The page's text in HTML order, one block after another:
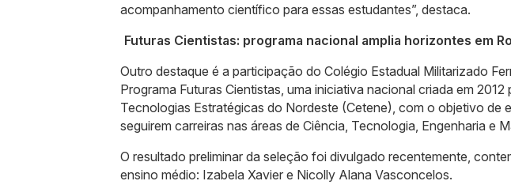
acompanhamento científico para essas estudantes”, destaca.
Futuras Cientistas: programa nacional amplia horizontes em
Outro destaque é a participação do Colégio Estadual Militarizado
Programa Futuras Cientistas, uma iniciativa nacional criada em
Tecnologias Estratégicas do Nordeste (Cetene), com o objetivo de
seguirem carreiras nas áreas de Ciência, Tecnologia, Engenharia e
O resultado preliminar da seleção foi divulgado recentemente,
ensino médio: Izabela Xavier e Nicolly Alana Vasconcelos.